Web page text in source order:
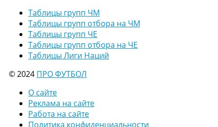
Таблицы групп ЧМ
Таблицы групп отбора на ЧМ
Таблицы групп ЧЕ
Таблицы групп отбора на ЧЕ
Таблицы Лиги Наций
© 2024 ПРО ФУТБОЛ
О сайте
Реклама на сайте
Работа на сайте
Политика конфиденциальности